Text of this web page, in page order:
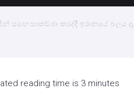
සමඟ සාකච්ඡා කරද්දී ඉරානයේ බලය
reading time is 3 minutes